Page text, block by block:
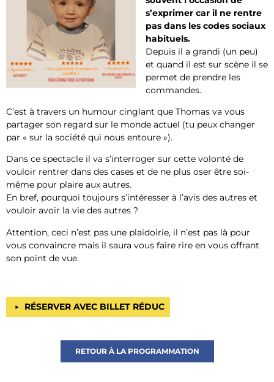
s’exprimer car il ne rentre
pas dans les codes sociaux
habituels.
Depuis il a grandi (un peu)
et quand il est sur scène il se
permet de prendre les
commandes.
C’est à travers un humour cinglant que Thomas va vous
partager son regard sur le monde actuel (tu peux changer
par « sur la société qui nous entoure »).
Dans ce spectacle il va s’interroger sur cette volonté de
vouloir rentrer dans des cases et de ne plus oser être soi-
même pour plaire aux autres.
En bref, pourquoi toujours s’intéresser à l’avis des autres et
vouloir avoir la vie des autres ?
Attention, ceci n’est pas une plaidoirie, il n’est pas là pour
vous convaincre mais il saura vous faire rire en vous offrant
son point de vue.
RÉSERVER AVEC BILLET RÉDUC
RETOUR À LA PROGRAMMATION